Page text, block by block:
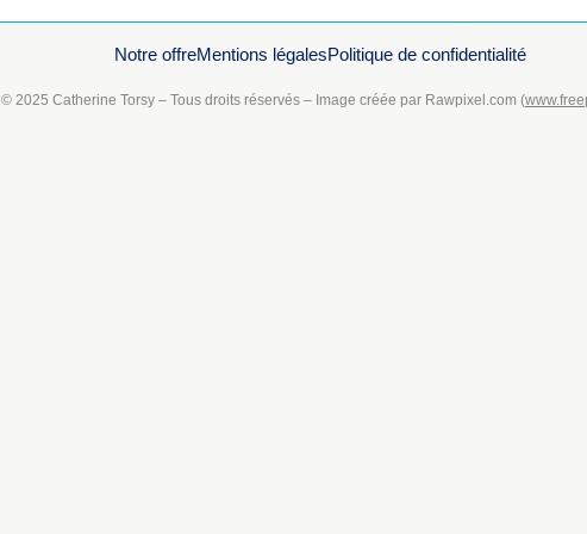
Notre offreMentions légalesPolitique de confidentialité
© 2025 Catherine Torsy – Tous droits réservés – Image créée par Rawpixel.com (